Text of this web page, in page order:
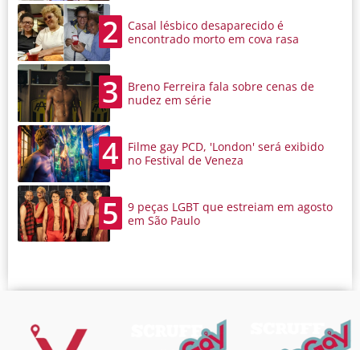
2
Casal lésbico desaparecido é
encontrado morto em cova rasa
3
Breno Ferreira fala sobre cenas de
nudez em série
4
Filme gay PCD, 'London' será exibido
no Festival de Veneza
5
9 peças LGBT que estreiam em agosto
em São Paulo